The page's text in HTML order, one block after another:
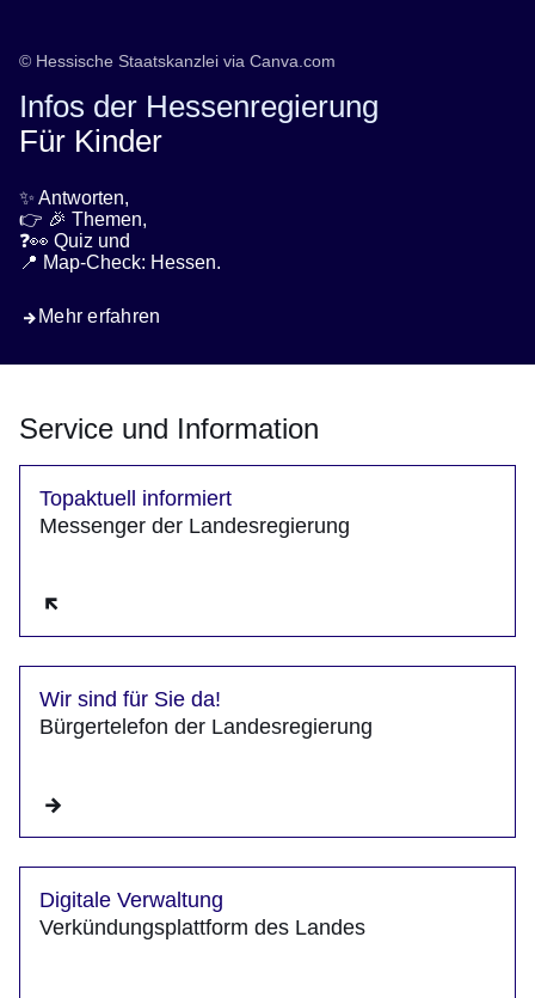
© Hessische Staatskanzlei via Canva.com
Infos der Hessenregierung
Für Kinder
✨ Antworten,
👉 🎉 Themen,
❓👀 Quiz und
📍 Map-Check: Hessen.
Mehr erfahren
Service und Information
Topaktuell informiert
Messenger der Landesregierung
Wir sind für Sie da!
Bürgertelefon der Landesregierung
Digitale Verwaltung
Verkündungsplattform des Landes